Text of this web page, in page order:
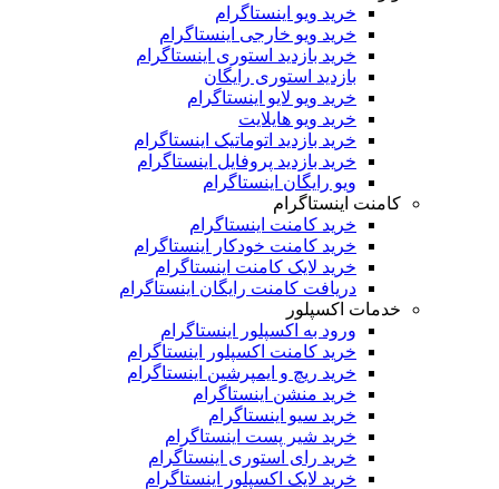
خرید ویو اینستاگرام
خرید ویو خارجی اینستاگرام
خرید بازدید استوری اینستاگرام
بازدید استوری رایگان
خرید ویو لایو اینستاگرام
خرید ویو هایلایت
خرید بازدید اتوماتیک اینستاگرام
خرید بازدید پروفایل اینستاگرام
ویو رایگان اینستاگرام
کامنت اینستاگرام
خرید کامنت اینستاگرام
خرید کامنت خودکار اینستاگرام
خرید لایک کامنت اینستاگرام
دریافت کامنت رایگان اینستاگرام
خدمات اکسپلور
ورود به اکسپلور اینستاگرام
خرید کامنت اکسپلور اینستاگرام
خرید ریچ و ایمپرشین اینستاگرام
خرید منشن اینستاگرام
خرید سیو اینستاگرام
خرید شیر پست اینستاگرام
خرید رای استوری اینستاگرام
خرید لایک اکسپلور اینستاگرام